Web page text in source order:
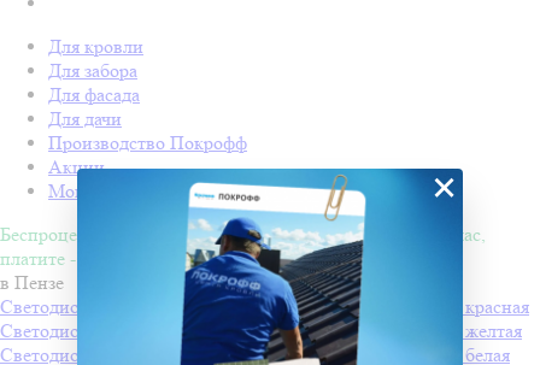
Для кровли
Для забора
Для фасада
Для дачи
Производство Покрофф
Акции
Монтаж
Беспроцентная рассрочка на 4 месяца. Покупайте - сейчас,
платите - потом!
в Пензе
Светодиодная "Снежинка LED" с динамикой, 60*60см, красная
Светодиодная "Снежинка LED" с динамикой, 60*60см, желтая
Светодиодная "Снежинка LED" с динамикой, 60*60см, белая
×